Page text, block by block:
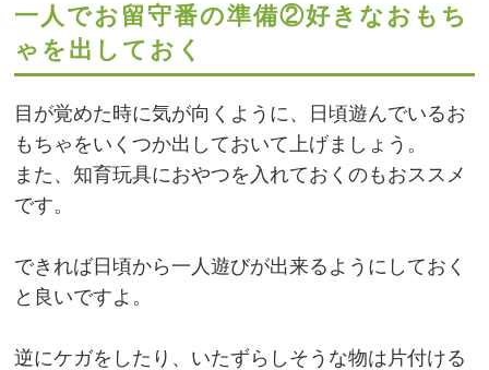
一人でお留守番の準備②好きなおもち
ゃを出しておく
目が覚めた時に気が向くように、日頃遊んでいるお
もちゃをいくつか出しておいて上げましょう。
また、知育玩具におやつを入れておくのもおススメ
です。
できれば日頃から一人遊びが出来るようにしておく
と良いですよ。
逆にケガをしたり、いたずらしそうな物は片付ける